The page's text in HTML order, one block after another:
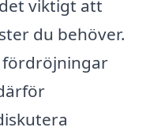
viktigt att
du behöver.
fördröjningar